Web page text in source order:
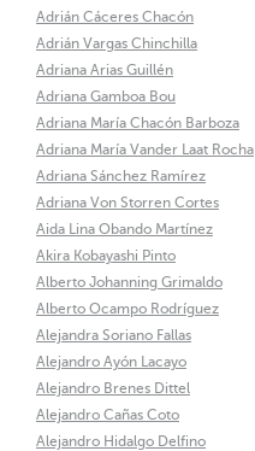
Adrián Cáceres Chacón
Adrián Vargas Chinchilla
Adriana Arias Guillén
Adriana Gamboa Bou
Adriana María Chacón Barboza
Adriana María Vander Laat Rocha
Adriana Sánchez Ramírez
Adriana Von Storren Cortes
Aida Lina Obando Martínez
Akira Kobayashi Pinto
Alberto Johanning Grimaldo
Alberto Ocampo Rodríguez
Alejandra Soriano Fallas
Alejandro Ayón Lacayo
Alejandro Brenes Dittel
Alejandro Cañas Coto
Alejandro Hidalgo Delfino